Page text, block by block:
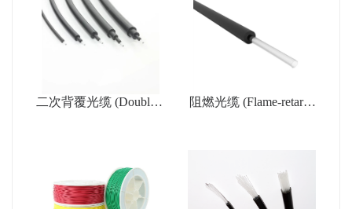
二次背覆光缆 (Double c
阻燃光缆 (Flame-retarda